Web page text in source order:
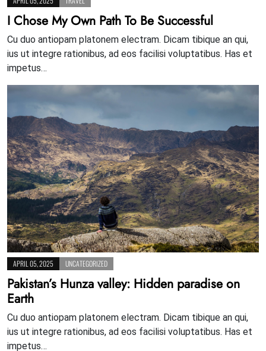
I Chose My Own Path To Be Successful
Cu duo antiopam platonem electram. Dicam tibique an qui,
ius ut integre rationibus, ad eos facilisi voluptatibus. Has et
impetus…
APRIL 05, 2025 UNCATEGORIZED
Pakistan’s Hunza valley: Hidden paradise on
Earth
Cu duo antiopam platonem electram. Dicam tibique an qui,
ius ut integre rationibus, ad eos facilisi voluptatibus. Has et
impetus…